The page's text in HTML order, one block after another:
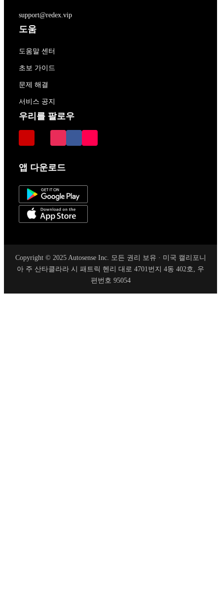
support@redex.vip
도움
도움말 센터
초보 가이드
문제 해결
서비스 공지
우리를 팔로우
앱 다운로드
Copyright © 2025 Autosense Inc. 모든 권리 보유 · 미국 캘리포니
아 주 산타클라라 시 패트릭 헨리 대로 4701번지 4동 402호, 우
편번호 95054